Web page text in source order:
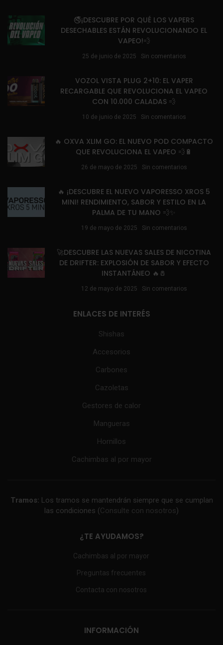
🚭¡DESCUBRE POR QUÉ LOS VAPERS
DESECHABLES ESTÁN REVOLUCIONANDO EL
VAPEO!💨
25 de junio de 2025 Sin comentarios
VOZOL VISTA PLUG 2+10: EL VAPER
RECARGABLE QUE REVOLUCIONA EL VAPEO
CON 10.000 CALADAS 💨
10 de junio de 2025 Sin comentarios
🔥 OXVA XLIM GO: EL NUEVO POD COMPACTO
QUE REVOLUCIONA EL VAPEO 💨🔋
26 de mayo de 2025 Sin comentarios
🔥 ¡DESCUBRE EL NUEVO VAPORESSO XROS 5
MINI! RENDIMIENTO, SABOR Y ESTILO EN LA
PALMA DE TU MANO 💨✨
19 de mayo de 2025 Sin comentarios
🚀DESCUBRE LAS NUEVAS SALES DE NICOTINA
DE DRIFTER: EXPLOSIÓN DE SABOR Y EFECTO
INSTANTÁNEO 🔥🧂
12 de mayo de 2025 Sin comentarios
ENLACES DE INTERÉS
Shishas
Accesorios
Carbones
Cazoletas
Gestores de calor
Mangueras
Hornillos
Cachimbas al por mayor
Tramos: Los tramos se mantendrán siempre que se cumplan
las condiciones (Consulte con nosotros)
¿TE AYUDAMOS?
Cachimbas al por mayor
Preguntas frecuentes
Contacta con nosotros
INFORMACIÓN